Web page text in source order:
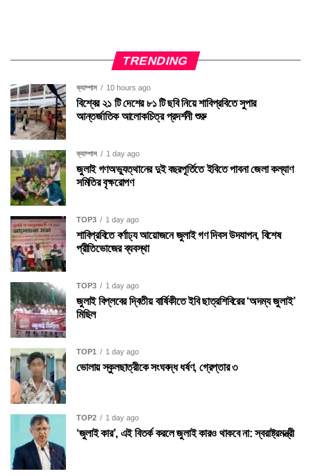
TRENDING
ক্যাম্পাস 10 hours ago
বিশ্বের ২১ টি দেশের ৮১ টি ছবি নিয়ে শাবিপ্রবিতে সুপার
আন্তর্জাতিক আলোকচিত্র প্রদর্শনী শুরু
ক্যাম্পাস 1 day ago
জুলাই গণঅভ্যুত্থানের দুই বছরপূর্তিতে ইবিতে পাবনা জেলা কল্যাণ
সমিতির বৃক্ষরোপণ
TOP3 1 day ago
শাবিপ্রবিতে বর্ণাঢ্য আয়োজনে জুলাই গণ দিবস উদযাপন, বিশেষ
প্রীতিভোজের ব্যবস্থা
TOP3 1 day ago
জুলাই বিপ্লবের দ্বিতীয় বার্ষিকীতে ইবি ছাত্রশিবিরের ‘অদম্য জুলাই’
মিছিল
TOP1 1 day ago
ভোলায় স্কুলছাত্রীকে সংঘবদ্ধ ধর্ষণ, গ্রেপ্তার ৩
TOP2 1 day ago
‘জুলাই কার’, এই বিতর্ক করলে জুলাই কারও থাকবে না: স্বরাষ্ট্রমন্ত্রী